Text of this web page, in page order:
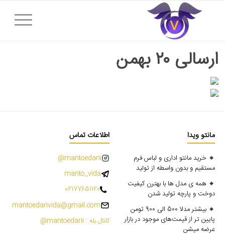
ارسالی ۲۰ بهمن
مانتو ویدا
🔸 خرید مانتو اداری و لباس فرم
مستقیم و بدون واسطه از تولید
🔸 همه ی مدل ها با بهترن کیفیت
دوخت و پارچه تولید شدن
🔸 بیشتر مدلا 500 الی 900 تومن
پایین تر از قیمت‌های موجود در بازار
عرضه میشن
اطلاعات تماس
mantoedarii@
manto_vida
02177651120
mantoedarivida@gmail.com
کانال بله : mantoedarii@